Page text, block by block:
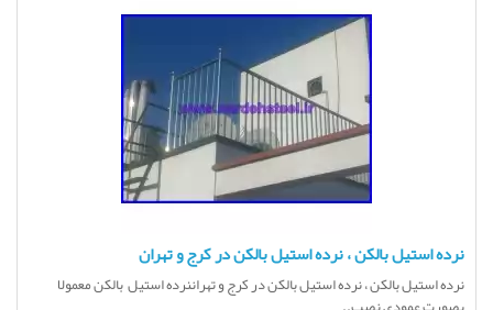
نرده استیل بالکن ، نرده استیل بالکن در کرج و تهران
نرده استیل بالکن ، نرده استیل بالکن در کرج و تهراننرده استیل بالکن معمولا